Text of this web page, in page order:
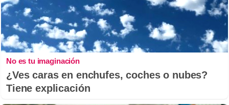
No es tu imaginación
¿Ves caras en enchufes, coches o nubes?
Tiene explicación